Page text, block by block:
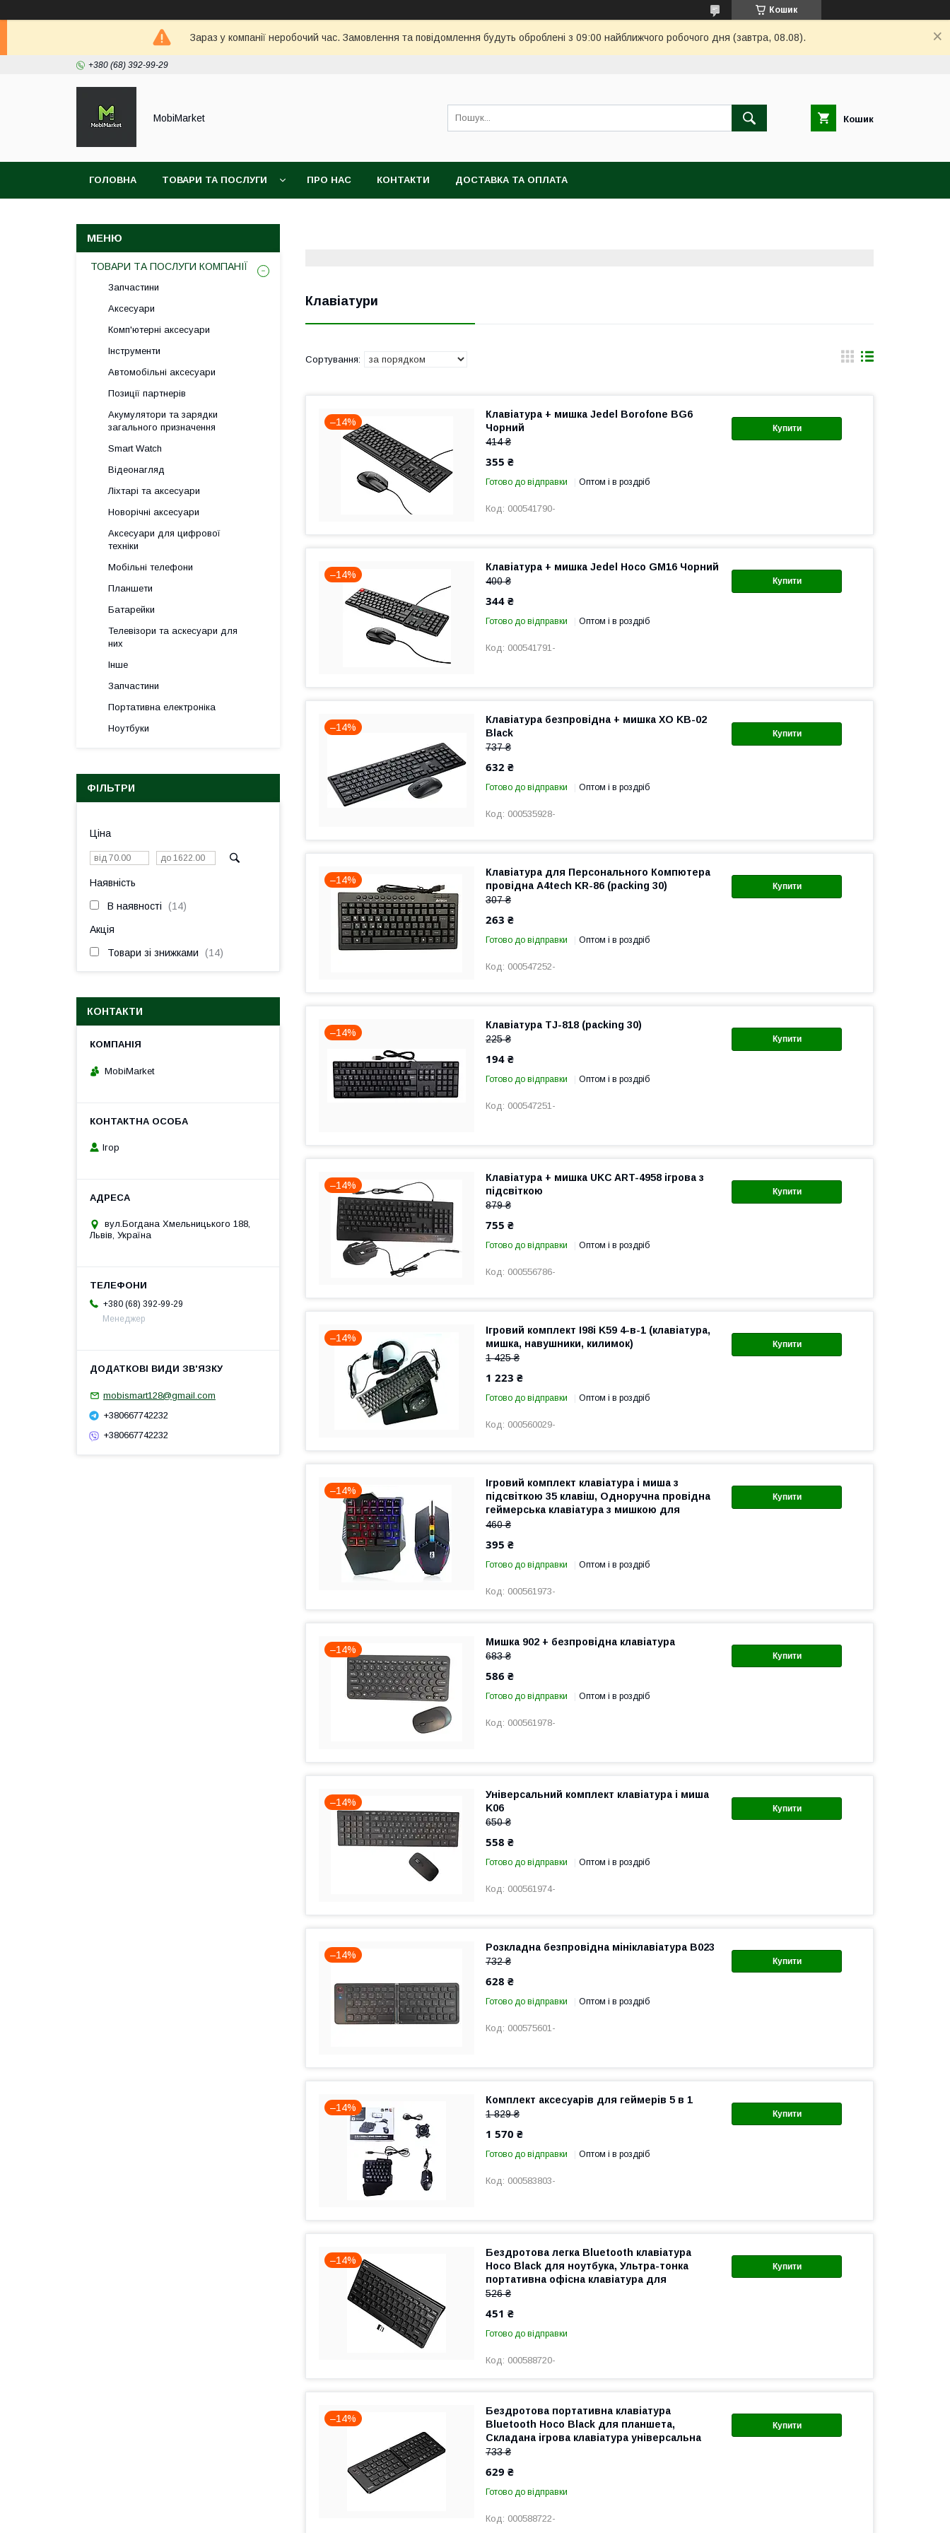
Кошик
Зараз у компанії неробочий час. Замовлення та повідомлення будуть оброблені з 09:00 найближчого робочого дня (завтра, 08.08).
+380 (68) 392-99-29
MobiMarket Кошик
ГОЛОВНА ТОВАРИ ТА ПОСЛУГИ ПРО НАС КОНТАКТИ ДОСТАВКА ТА ОПЛАТА
Клавіатури
–14%
Купити
Клавіатура + мишка Jedel Borofone BG6
Чорний
414 ₴
355 ₴
Готово до відправки Оптом і в роздріб
000541790-
–14%
Купити
Клавіатура + мишка Jedel Hoco GM16 Чорний
400 ₴
344 ₴
Готово до відправки Оптом і в роздріб
000541791-
–14%
Купити
Клавіатура безпровідна + мишка XO KB-02
Black
737 ₴
632 ₴
Готово до відправки Оптом і в роздріб
000535928-
–14%
Купити
Клавіатура для Персонального Компютера
провідна A4tech KR-86 (packing 30)
307 ₴
263 ₴
Готово до відправки Оптом і в роздріб
000547252-
–14%
Купити
Клавіатура TJ-818 (packing 30)
225 ₴
194 ₴
Готово до відправки Оптом і в роздріб
000547251-
–14%
Купити
Клавіатура + мишка UKC ART-4958 ігрова з
підсвіткою
879 ₴
755 ₴
Готово до відправки Оптом і в роздріб
000556786-
–14%
Купити
Ігровий комплект I98i K59 4-в-1 (клавіатура,
мишка, навушники, килимок)
1 425 ₴
1 223 ₴
Готово до відправки Оптом і в роздріб
000560029-
–14%
Купити
Ігровий комплект клавіатура і миша з
підсвіткою 35 клавіш, Одноручна провідна
геймерська клавіатура з мишкою для
комп’ютера
460 ₴
395 ₴
Готово до відправки Оптом і в роздріб
000561973-
–14%
Купити
Мишка 902 + безпровідна клавіатура
683 ₴
586 ₴
Готово до відправки Оптом і в роздріб
000561978-
–14%
Купити
Універсальний комплект клавіатура і миша
K06
650 ₴
558 ₴
Готово до відправки Оптом і в роздріб
000561974-
–14%
Купити
Розкладна безпровідна мініклавіатура B023
732 ₴
628 ₴
Готово до відправки Оптом і в роздріб
000575601-
–14%
Купити
Комплект аксесуарів для геймерів 5 в 1
1 829 ₴
1 570 ₴
Готово до відправки Оптом і в роздріб
000583803-
–14%
Купити
Бездротова легка Bluetooth клавіатура
Hoco Black для ноутбука, Ультра-тонка
портативна офісна клавіатура для
комп'ютера
526 ₴
451 ₴
Готово до відправки
000588720-
–14%
Купити
Бездротова портативна клавіатура
Bluetooth Hoco Black для планшета,
Складана ігрова клавіатура універсальна
733 ₴
629 ₴
Готово до відправки
000588722-
ТОВАРИ ТА ПОСЛУГИ КОМПАНІЇ
Запчастини
Аксесуари
Комп'ютерні аксесуари
Інструменти
Автомобільні аксесуари
Позиції партнерів
Акумулятори та зарядки
загального призначення
Smart Watch
Відеонагляд
Ліхтарі та аксесуари
Новорічні аксесуари
Аксесуари для цифрової
техніки
Мобільні телефони
Планшети
Батарейки
Телевізори та аскесуари для
них
Інше
Запчастини
Портативна електроніка
Ноутбуки
ФІЛЬТРИ
Ціна
Наявність
В наявності 14
Акція
Товари зі знижками 14
КОНТАКТИ
MobiMarket
Ігор
вул.Богдана Хмельницького 188,
Львів, Україна
+380 (68) 392-99-29
Менеджер
mobismart128@gmail.com
+380667742232
+380667742232